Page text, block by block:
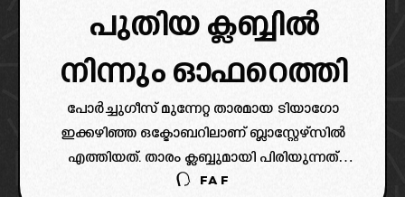
പുതിയ ക്ലബ്ബിൽ
നിന്നും ഓഫറെത്തി
പോർച്ചുഗീസ് മുന്നേറ്റ താരമായ ടിയാഗോ
ഇക്കഴിഞ്ഞ ഒക്ടോബറിലാണ് ബ്ലാസ്റ്റേഴ്സിൽ
എത്തിയത്. താരം ക്ലബ്ബുമായി പിരിയുന്നത്
പരസ്പര ധാരണ പ്രകാരമാണെന്ന് മാനേജ്‌മെന്റ്
FAF